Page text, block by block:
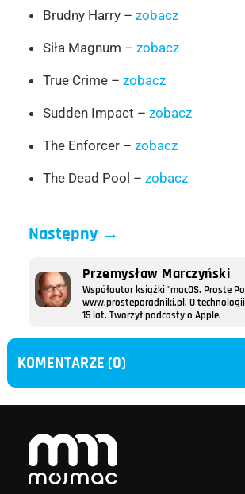
Brudny Harry – zobacz
Siła Magnum – zobacz
True Crime – zobacz
Sudden Impact – zobacz
The Enforcer – zobacz
The Dead Pool – zobacz
Następny→
Przemysław Marczyński
Współautor książki "macOS. Proste
www.prosteporadniki.pl. O
15 lat. Tworzył podcasty o Apple.
KOMENTARZE (0)